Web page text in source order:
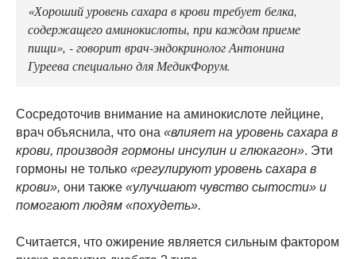
«Хороший уровень сахара в крови требует белка,
содержащего аминокислоты, при каждом приеме
пищи», - говорит врач-эндокринолог Антонина
Гуреева специально для МедикФорум.
Сосредоточив внимание на аминокислоте лейцине,
врач объяснила, что она «влияет на уровень сахара в
крови, производя гормоны инсулин и глюкагон». Эти
гормоны не только «регулируют уровень сахара в
крови», они также «улучшают чувство сытости» и
помогают людям «похудеть».
Считается, что ожирение является сильным фактором